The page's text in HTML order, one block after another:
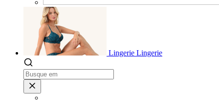
Lingerie Lingerie